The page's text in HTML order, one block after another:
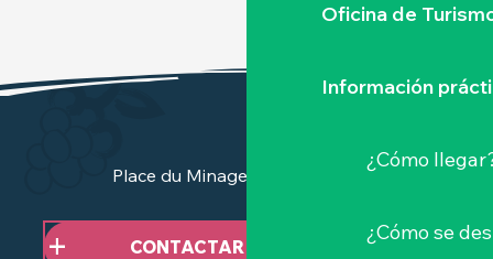
Oficina de
Información
¿Cómo
¿Cómo se
Place du Minage - 44190 Clisson
CONTACTAR CON NOSOTROS